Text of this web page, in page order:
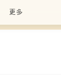
更多